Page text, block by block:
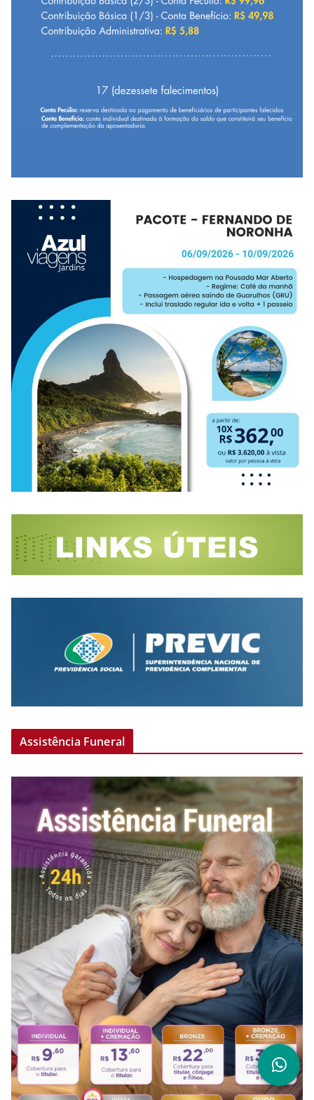
Assistência Funeral